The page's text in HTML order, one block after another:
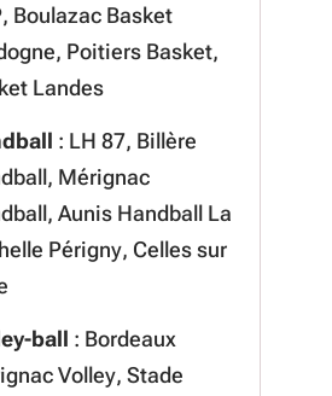
Boulazac Basket
Poitiers Basket,
Landes
: LH 87, Billère
Mérignac
Aunis Handball La
Périgny, Celles sur
ball : Bordeaux
Volley, Stade